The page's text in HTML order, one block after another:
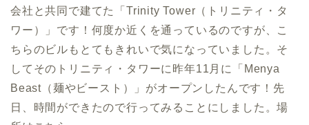
会社と共同で建てた「Trinity Tower（トリニティ・タ
ワー）」です！何度か近くを通っているのですが、こ
ちらのビルもとてもきれいで気になっていました。そ
してそのトリニティ・タワーに昨年11月に「Menya
Beast（麺やビースト）」がオープンしたんです！先
日、時間ができたので行ってみることにしました。場